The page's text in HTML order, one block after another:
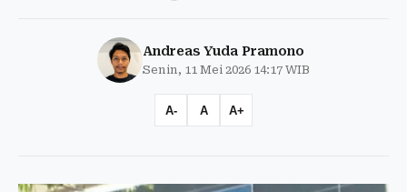
Andreas Yuda Pramono
Senin, 11 Mei 2026 14:17 WIB
A- A A+